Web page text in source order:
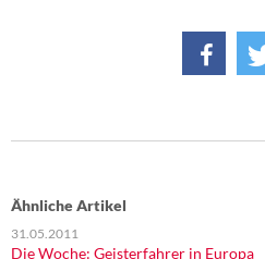
Memo-Gruppe
Institut Solidarische
Ähnliche Artikel
31.05.2011
Die Woche: Geisterfahrer in Europa